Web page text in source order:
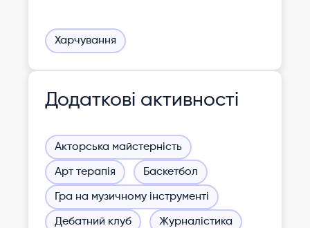
Харчування
Додаткові активності
Акторська майстерність
Арт терапія Баскетбол
Гра на музичному інструменті
Дебатний клуб Журналістика